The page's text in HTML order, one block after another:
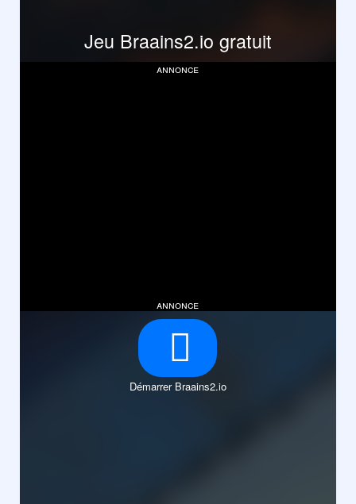
Jeu Braains2.io gratuit
annonce
annonce
Démarrer Braains2.io